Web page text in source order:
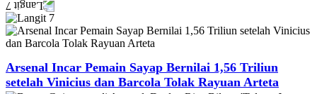
Arsenal Incar Pemain Sayap Bernilai 1,56 Triliun
setelah Vinicius dan Barcola Tolak Rayuan Arteta